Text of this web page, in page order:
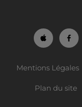
Mentions Légales
Plan du site